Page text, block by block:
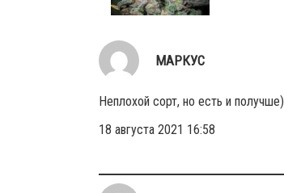
МАРКУС
Неплохой сорт, но есть и получше)
18 августа 2021 16:58